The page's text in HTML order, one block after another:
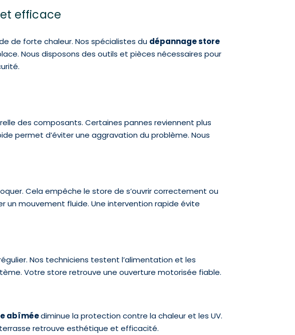
efficace
de forte chaleur. Nos spécialistes du dépannage store
Nous disposons des outils et pièces nécessaires pour
des composants. Certaines pannes reviennent plus
permet d’éviter une aggravation du problème. Nous
Cela empêche le store de s’ouvrir correctement ou
un mouvement fluide. Une intervention rapide évite
Nos techniciens testent l’alimentation et les
Votre store retrouve une ouverture motorisée fiable.
abîméediminue la protection contre la chaleur et les UV.
retrouve esthétique et efficacité.